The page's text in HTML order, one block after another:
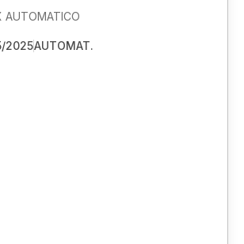
AUTOMATICO
2025AUTOMAT.